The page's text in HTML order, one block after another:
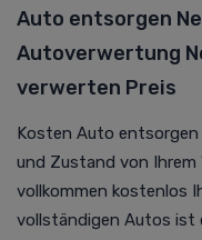
Auto entsorgen
Autoverwertung
verwerten Preis
Kosten Auto entsorgen
und Zustand von Ihrem
vollkommen kostenlos
vollständigen Autos ist